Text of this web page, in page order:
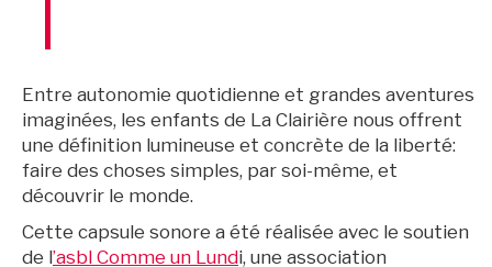
Entre autonomie quotidienne et grandes aventures
imaginées, les enfants de La Clairière nous offrent
une définition lumineuse et concrète de la liberté:
faire des choses simples, par soi-même, et
découvrir le monde.
Cette capsule sonore a été réalisée avec le soutien
de l’asbl Comme un Lundi, une association
BruXitizen